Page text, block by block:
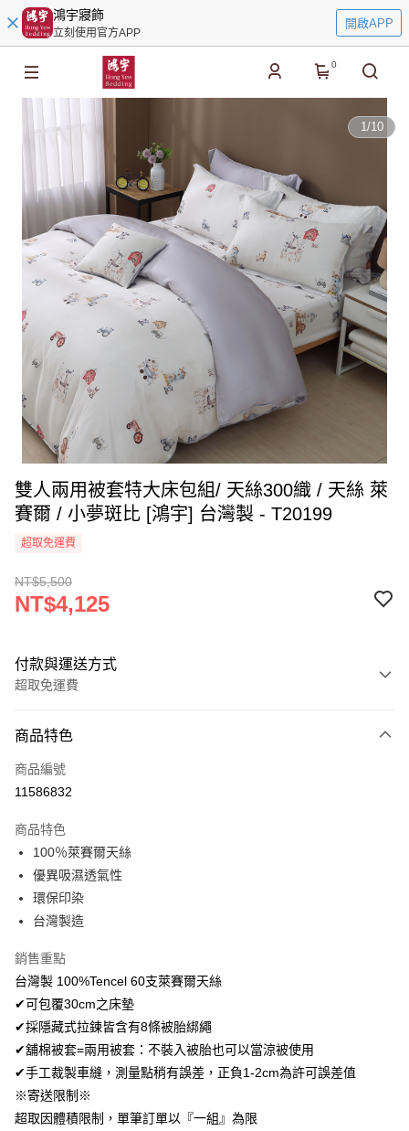
鴻宇寢飾
立刻使用官方APP
開啟APP
0
1/10
雙人兩用被套特大床包組/ 天絲300織 / 天絲 萊
賽爾 / 小夢斑比 [鴻宇] 台灣製 - T20199
超取免運費
NT$5,500
NT$4,125
付款與運送方式
超取免運費
信用卡一次付款
超商取貨付款
Apple Pay
悠遊付
Google Pay
AFTEE先享後付
相關說明
AFTEE先享後付是「在收到商品之後才付款」的支付方式。 讓您購物簡單
便利好安心！
１．簡單：不需註冊會員、不需綁卡、不需儲值。
２．便利：只要手機號碼，簡訊認證，即可結帳。
３．安心：先確認商品／服務後，再付款。
１．於結帳方式選擇「AFTEE先享後付」後，將跳轉至「AFTEE先享後付」
ATM付款
運送方式
全家取貨付款
免運費
商品特色
商品編號
11586832
商品特色
100％萊賽爾天絲
優異吸濕透氣性
環保印染
台灣製造
銷售重點
台灣製 100%Tencel 60支萊賽爾天絲
✔可包覆30cm之床墊
✔採隱藏式拉鍊皆含有8條被胎綁繩
✔舖棉被套=兩用被套：不裝入被胎也可以當涼被使用
✔手工裁製車縫，測量點稍有誤差，正負1-2cm為許可誤差值
※寄送限制※
超取因體積限制，單筆訂單以『一組』為限